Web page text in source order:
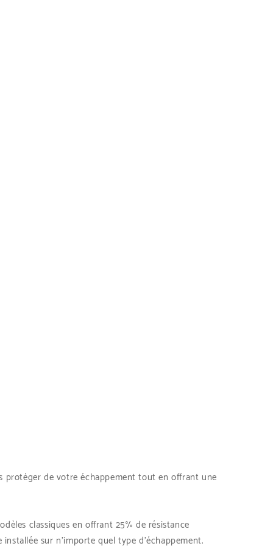
protéger de votre échappement tout en offrant une
classiques en offrant 25% de résistance
sur n’importe quel type d’échappement.